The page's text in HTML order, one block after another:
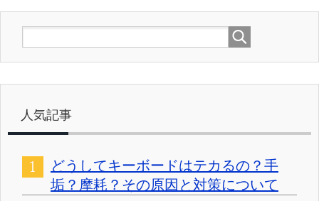
人気記事
どうしてキーボードはテカるの？手
垢？摩耗？その原因と対策について